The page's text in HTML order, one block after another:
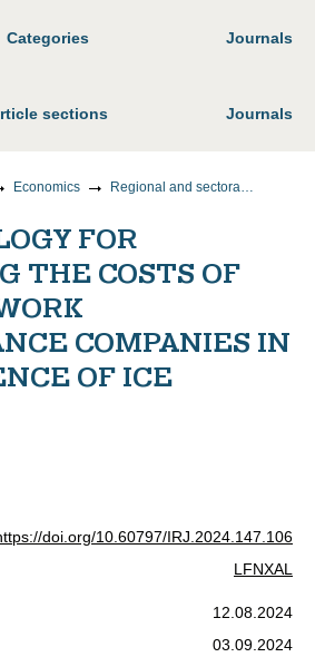
Categories Journals
sections Journals
Economics Regional and sectoral economics
FOR
THE COSTS OF
COMPANIES IN
OF ICE
doi.org/10.60797/IRJ.2024.147.106
LFNXAL
12.08.2024
03.09.2024